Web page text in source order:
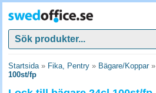
Startsida» Fika, Pentry » Bägare/Koppar»
100st/fp